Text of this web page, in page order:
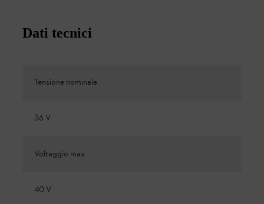
Dati tecnici
Tensione nominale
36 V
Voltaggio max
40 V